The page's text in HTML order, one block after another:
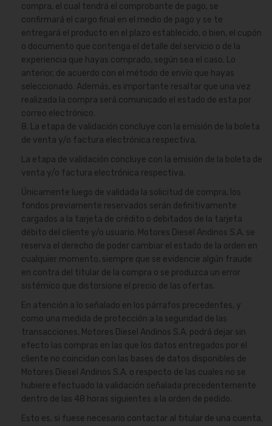
compra, el cual tendrá el comprobante de pago, se
confirmará el cargo final en el medio de pago y se te
entregará el producto en el plazo establecido, o bien, el cupón
o documento que contenga el detalle del servicio o de la
experiencia que hayas comprado, según sea el caso. Lo
anterior, de acuerdo con el método de envío que hayas
seleccionado. Además, es importante resaltar que una vez
realizada la compra será comunicado el estado de esta por
correo electrónico.
8. La etapa de validación concluye con la emisión de la boleta
de venta y/o factura electrónica respectiva.
La etapa de validación concluye con la emisión de la boleta de
venta y/o factura electrónica respectiva.
Únicamente luego de validada la solicitud de compra, los
fondos previamente reservados serán definitivamente
cargados a la tarjeta de crédito o debitados de la tarjeta
débito del cliente y/o usuario. Motores Diesel Andinos S.A. se
reserva el derecho de poder cambiar el estado de la orden en
cualquier momento, siempre que se evidencie algún fraude
en contra del titular de la compra o se produzca un error
sistémico que distorsione el precio de las ofertas.
En atención a lo señalado en los párrafos precedentes, y
como una medida de protección a la seguridad de las
transacciones, Motores Diesel Andinos S.A. podrá dejar sin
efecto las compras en las que los datos entregados por el
cliente no coincidan con las bases de datos disponibles de
Motores Diesel Andinos S.A. o respecto de las cuales no se
hubiere efectuado la validación señalada precedentemente
dentro de las 48 horas siguientes a la orden de pedido.
Esto es, si fuese necesario contactar al titular de una cuenta,